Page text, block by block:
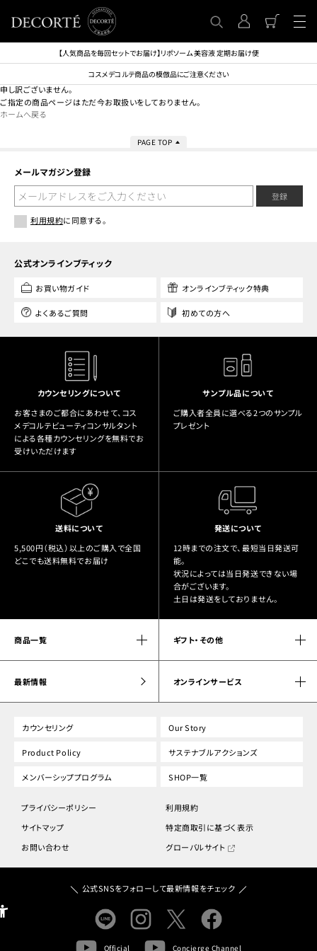
【人気商品を毎回セットでお届け】リポソーム 美容液 定期お届け便
コスメデコルテ商品の模倣品にご注意ください
申し訳ございません。
ご指定の商品ページはただ今お取扱いをしておりません。
ホームへ戻る
PAGE TOP
メールマガジン登録
登録
利用規約に同意する。
公式オンラインブティック
お買い物ガイド オンラインブティック特典
よくあるご質問 初めての方へ
カウンセリングについて
お客さまのご都合にあわせて、コス
メデコルテビューティコンサルタント
による各種カウンセリングを無料でお
受けいただけます
サンプル品について
ご購入者全員に選べる2つのサンプル
プレゼント
送料について
5,500円（税込）以上のご購入で全国
どこでも送料無料でお届け
発送について
12時までの注文で、最短当日発送可
能。
状況によっては当日発送できない場
合がございます。
土日は発送をしておりません。
商品一覧 ギフト・その他
最新情報 オンラインサービス
カウンセリング Our Story
Product Policy サステナブルアクションズ
メンバーシッププログラム SHOP一覧
プライバシーポリシー
利用規約
サイトマップ
特定商取引に基づく表示
お問い合わせ
グローバルサイト
公式SNSをフォローして最新情報をチェック
Official Concierge Channel